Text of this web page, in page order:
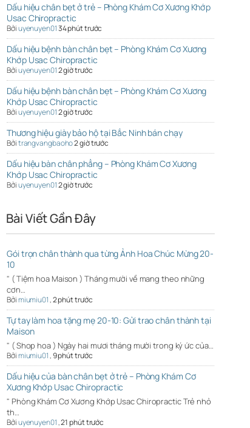
Dấu hiệu chân bẹt ở trẻ – Phòng Khám Cơ Xương Khớp
Usac Chiropractic
Bởiuyenuyen0134 phút trước
Dấu hiệu bệnh bàn chân bẹt – Phòng Khám Cơ Xương
Khớp Usac Chiropractic
Bởiuyenuyen012 giờ trước
Dấu hiệu bệnh bàn chân bẹt – Phòng Khám Cơ Xương
Khớp Usac Chiropractic
Bởiuyenuyen012 giờ trước
Thương hiệu giày bảo hộ tại Bắc Ninh bán chạy
Bởitrangvangbaoho2 giờ trước
Dấu hiệu bàn chân phẳng – Phòng Khám Cơ Xương
Khớp Usac Chiropractic
Bởiuyenuyen012 giờ trước
Bài Viết Gần Đây
Gói trọn chân thành qua từng Ảnh Hoa Chúc Mừng 20-
10
" ( Tiệm hoa Maison ) Tháng mười về mang theo những
cơn…
Bởimiumiu01,2 phút trước
Tự tay làm hoa tặng mẹ 20-10: Gửi trao chân thành tại
Maison
" ( Shop hoa ) Ngày hai mươi tháng mười trong ký ức của…
Bởimiumiu01,9 phút trước
Dấu hiệu của bàn chân bẹt ở trẻ – Phòng Khám Cơ
Xương Khớp Usac Chiropractic
" Phòng Khám Cơ Xương Khớp Usac Chiropractic Trẻ nhỏ
th…
Bởiuyenuyen01,21 phút trước